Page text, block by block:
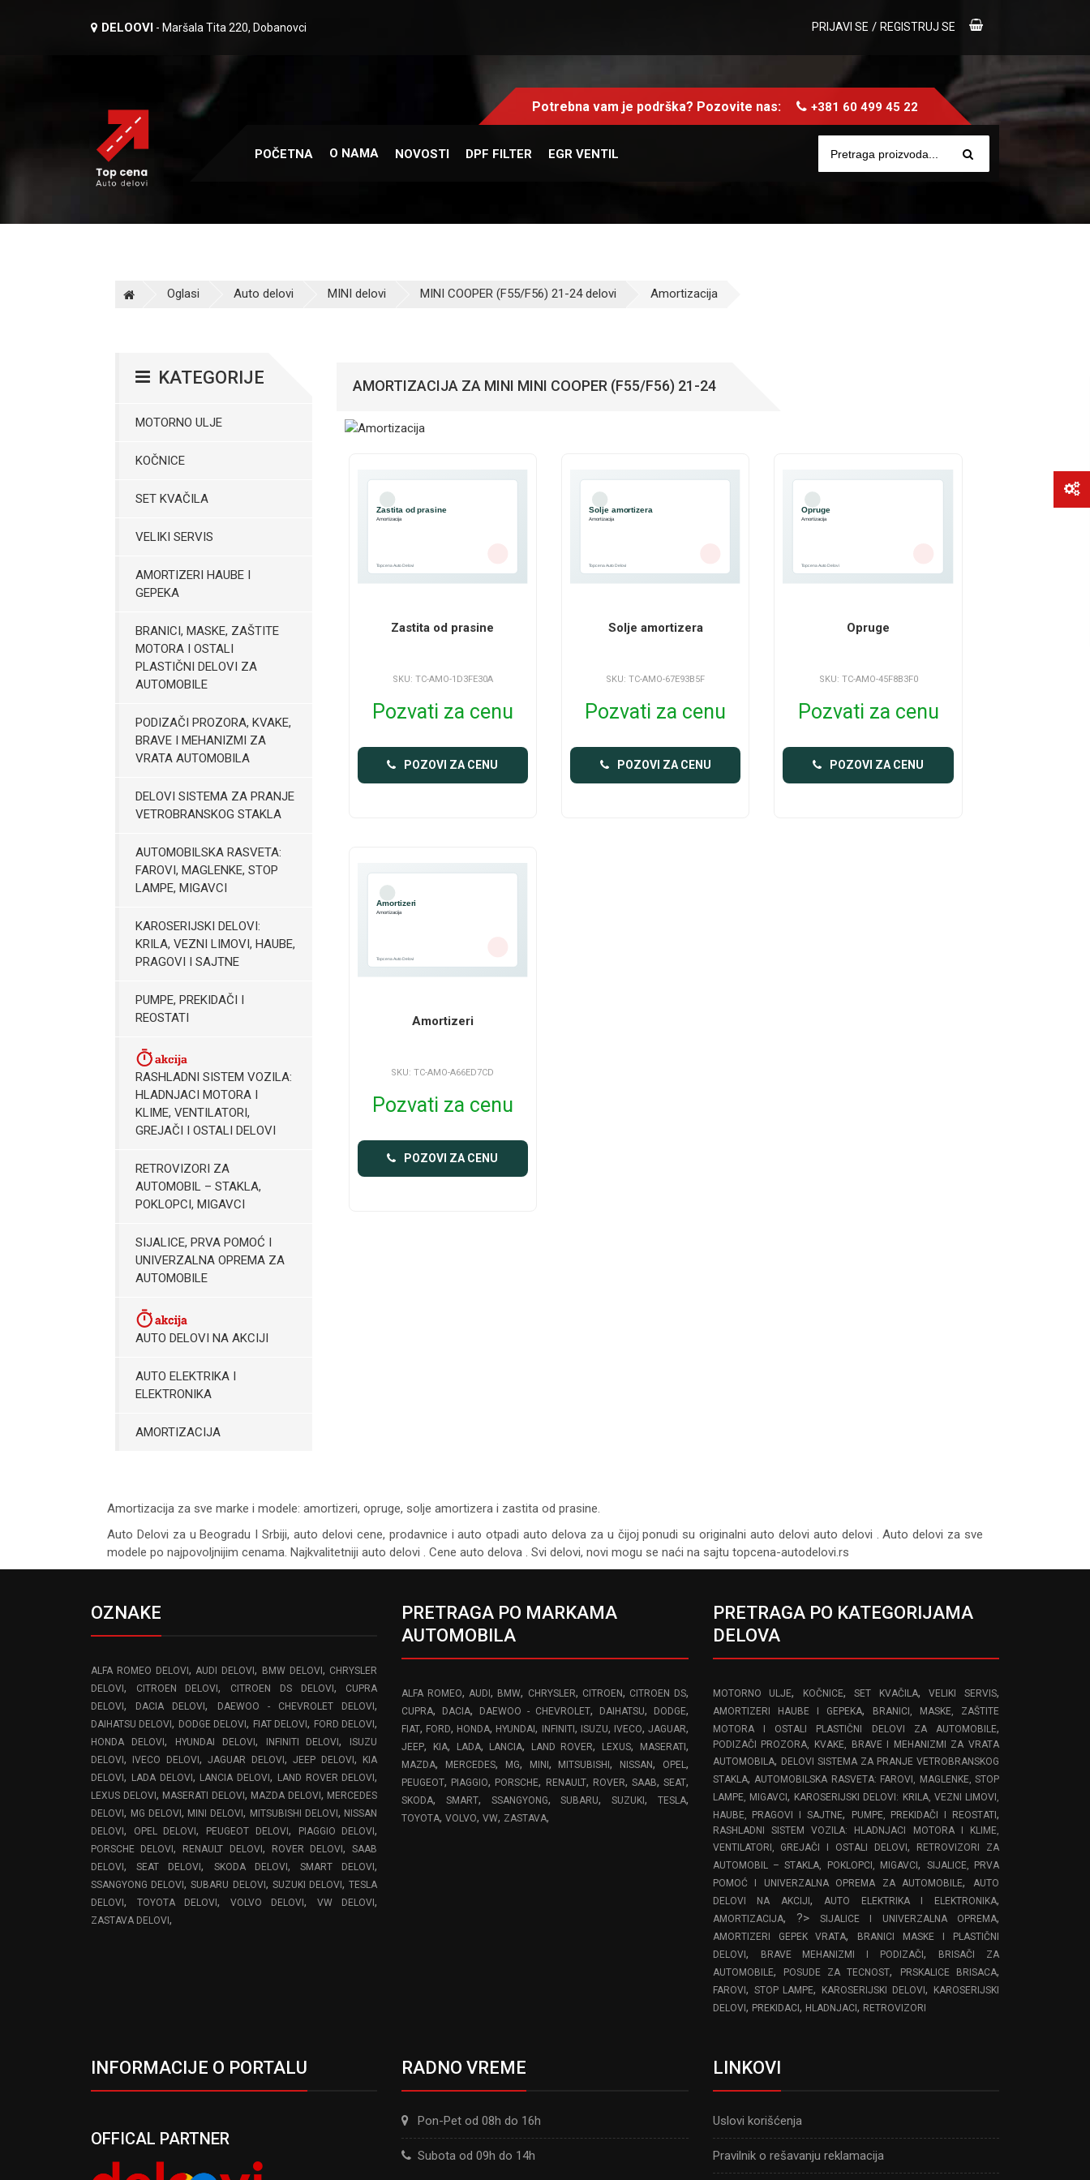
DELOOVI - Maršala Tita 220, Dobanovci PRIJAVI SE / REGISTRUJ SE
Potrebna vam je podrška? Pozovite nas: +381 60 499 45 22
POČETNA O NAMA NOVOSTI DPF FILTER EGR VENTIL
Oglasi Auto delovi MINI delovi MINI COOPER (F55/F56) 21-24 delovi Amortizacija
KATEGORIJE
MOTORNO ULJE
KOČNICE
SET KVAČILA
VELIKI SERVIS
AMORTIZERI HAUBE I
GEPEKA
BRANICI, MASKE, ZAŠTITE
MOTORA I OSTALI
PLASTIČNI DELOVI ZA
AUTOMOBILE
PODIZAČI PROZORA, KVAKE,
BRAVE I MEHANIZMI ZA
VRATA AUTOMOBILA
DELOVI SISTEMA ZA PRANJE
VETROBRANSKOG STAKLA
AUTOMOBILSKA RASVETA:
FAROVI, MAGLENKE, STOP
LAMPE, MIGAVCI
KAROSERIJSKI DELOVI:
KRILA, VEZNI LIMOVI, HAUBE,
PRAGOVI I SAJTNE
PUMPE, PREKIDAČI I
REOSTATI
RASHLADNI SISTEM VOZILA:
HLADNJACI MOTORA I
KLIME, VENTILATORI,
GREJAČI I OSTALI DELOVI
RETROVIZORI ZA
AUTOMOBIL – STAKLA,
POKLOPCI, MIGAVCI
SIJALICE, PRVA POMOĆ I
UNIVERZALNA OPREMA ZA
AUTOMOBILE
AUTO DELOVI NA AKCIJI
AUTO ELEKTRIKA I
ELEKTRONIKA
AMORTIZACIJA
AMORTIZACIJA ZA MINI MINI COOPER (F55/F56) 21-24
Zastita od prasine
SKU: TC-AMO-1D3FE30A
Pozvati za cenu
POZOVI ZA CENU
Solje amortizera
SKU: TC-AMO-67E93B5F
Pozvati za cenu
POZOVI ZA CENU
Opruge
SKU: TC-AMO-45F8B3F0
Pozvati za cenu
POZOVI ZA CENU
Amortizeri
SKU: TC-AMO-A66ED7CD
Pozvati za cenu
POZOVI ZA CENU
Amortizacija za sve marke i modele: amortizeri, opruge, solje amortizera i zastita od prasine.
Auto Delovi za u Beogradu I Srbiji, auto delovi cene, prodavnice i auto otpadi auto delova za u čijoj ponudi su originalni auto delovi auto delovi . Auto delovi za sve
modele po najpovoljnijim cenama. Najkvalitetniji auto delovi . Cene auto delova . Svi delovi, novi mogu se naći na sajtu topcena-autodelovi.rs
OZNAKE
ALFA ROMEO DELOVI ,AUDI DELOVI, BMW DELOVI , CHRYSLER
DELOVI , CITROEN DELOVI, CITROEN DS DELOVI ,
CUPRA
DELOVI , DACIA DELOVI, DAEWOO - CHEVROLET DELOVI,
DAIHATSU DELOVI, DODGE DELOVI, FIAT DELOVI, FORD DELOVI,
HONDA DELOVI , HYUNDAI DELOVI , INFINITI DELOVI,
ISUZU
DELOVI , IVECO DELOVI ,JAGUAR DELOVI ,JEEP DELOVI ,
KIA
DELOVI , LADA DELOVI , LANCIA DELOVI, LAND ROVER DELOVI,
LEXUS DELOVI , MASERATI DELOVI , MAZDA DELOVI , MERCEDES
DELOVI , MG DELOVI , MINI DELOVI, MITSUBISHI DELOVI , NISSAN
DELOVI , OPEL DELOVI, PEUGEOT DELOVI , PIAGGIO DELOVI,
PORSCHE DELOVI, RENAULT DELOVI , ROVER DELOVI,SAAB
DELOVI ,SEAT DELOVI, SKODA DELOVI ,SMART DELOVI,
SSANGYONG DELOVI,SUBARU DELOVI , SUZUKI DELOVI,TESLA
DELOVI , TOYOTA DELOVI, VOLVO DELOVI, VW DELOVI,
ZASTAVA DELOVI ,
PRETRAGA PO MARKAMA
AUTOMOBILA
ALFA ROMEO,AUDI, BMW, CHRYSLER, CITROEN, CITROEN DS,
CUPRA, DACIA, DAEWOO - CHEVROLET, DAIHATSU, DODGE,
FIAT, FORD, HONDA, HYUNDAI, INFINITI , ISUZU, IVECO, JAGUAR,
JEEP, KIA, LADA, LANCIA, LAND ROVER, LEXUS, MASERATI ,
MAZDA, MERCEDES, MG, MINI , MITSUBISHI, NISSAN, OPEL,
PEUGEOT, PIAGGIO, PORSCHE, RENAULT, ROVER, SAAB, SEAT,
SKODA, SMART, SSANGYONG,SUBARU,SUZUKI, TESLA,
TOYOTA,VOLVO,VW, ZASTAVA,
PRETRAGA PO KATEGORIJAMA
DELOVA
MOTORNO ULJE, KOČNICE,SET KVAČILA,VELIKI SERVIS,
AMORTIZERI HAUBE I GEPEKA,
BRANICI, MASKE, ZAŠTITE
MOTORA I OSTALI PLASTIČNI DELOVI ZA AUTOMOBILE,
PODIZAČI PROZORA, KVAKE, BRAVE I MEHANIZMI ZA VRATA
AUTOMOBILA, DELOVI SISTEMA ZA PRANJE VETROBRANSKOG
STAKLA,AUTOMOBILSKA RASVETA: FAROVI, MAGLENKE, STOP
LAMPE, MIGAVCI , KAROSERIJSKI DELOVI: KRILA, VEZNI LIMOVI,
HAUBE, PRAGOVI I SAJTNE, PUMPE, PREKIDAČI I REOSTATI,
RASHLADNI SISTEM VOZILA: HLADNJACI MOTORA I KLIME,
VENTILATORI, GREJAČI I OSTALI DELOVI ,
RETROVIZORI ZA
AUTOMOBIL – STAKLA, POKLOPCI, MIGAVCI,
SIJALICE, PRVA
POMOĆ I UNIVERZALNA OPREMA ZA AUTOMOBILE,
AUTO
DELOVI NA AKCIJI ,AUTO ELEKTRIKA I ELEKTRONIKA,
AMORTIZACIJA, ?>SIJALICE I UNIVERZALNA OPREMA,
AMORTIZERI GEPEK VRATA,
BRANICI MASKE I PLASTIČNI
DELOVI , BRAVE MEHANIZMI I PODIZAČI,
BRISAČI ZA
AUTOMOBILE, POSUDE ZA TECNOST, PRSKALICE BRISACA,
FAROVI , STOP LAMPE, KAROSERIJSKI DELOVI,
KAROSERIJSKI
DELOVI , PREKIDACI , HLADNJACI , RETROVIZORI
INFORMACIJE O PORTALU
OFFICAL PARTNER
RADNO VREME
Pon-Pet od 08h do 16h
Subota od 09h do 14h
LINKOVI
Uslovi korišćenja
Pravilnik o rešavanju reklamacija